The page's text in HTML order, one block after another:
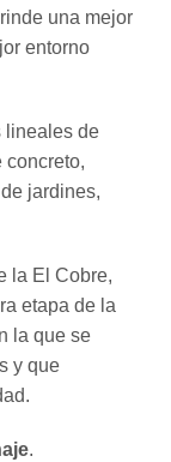
una mejor
entorno
lineales de
concreto,
jardines,
la El Cobre,
etapa de la
la que se
y que
.